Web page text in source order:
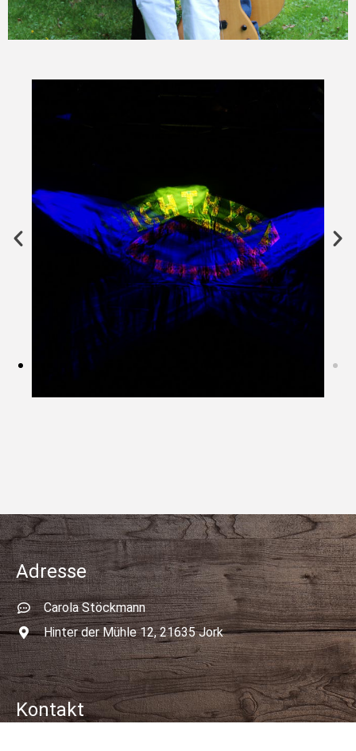
Adresse
Carola Stöckmann
Hinter der Mühle 12, 21635 Jork
Kontakt